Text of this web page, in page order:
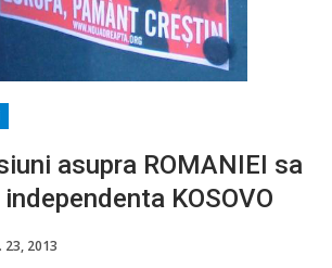
asupra ROMANIEI sa
KOSOVO
23, 2013